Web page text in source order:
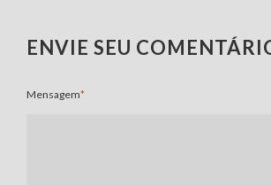
ENVIE SEU
Mensagem*